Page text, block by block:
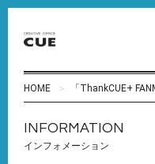
HOME 「ThankCUE+
INFORMATION
インフォメーション